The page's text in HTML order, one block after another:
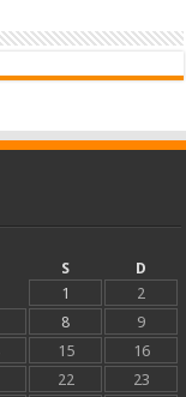
S
D
1
2
8
9
15
16
22
23